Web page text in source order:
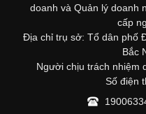
doanh và Quản lý doanh
cấp
Địa chỉ trụ sở: Tổ dân phố
Bắc
Người chịu trách nhiệm
Số điện